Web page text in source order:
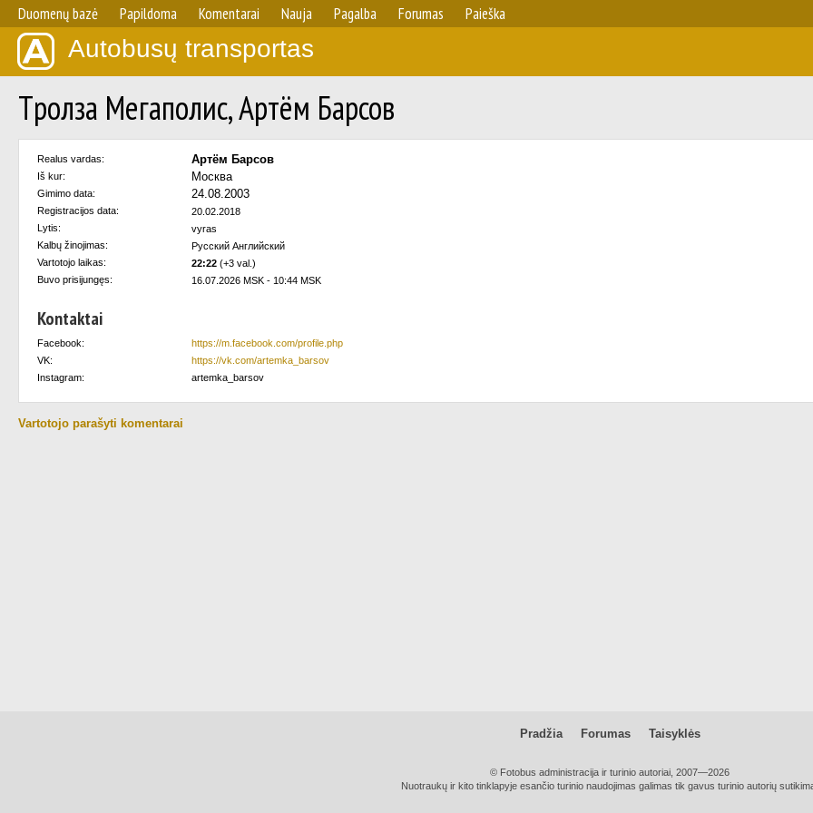
Duomenų bazė Papildoma Komentarai Nauja Pagalba Forumas Paieška
Autobusų transportas
Tролза Мегаполис, Артём Барсов
Realus vardas: Артём Барсов
Iš kur: Москва
Gimimo data: 24.08.2003
Registracijos data:
20.02.2018
Lytis:
vyras
Kalbų žinojimas:
Русский Английский
Vartotojo laikas:
22:22 (+3 val.)
Buvo prisijungęs:
16.07.2026 MSK - 10:44 MSK
Kontaktai
Facebook:
https://m.facebook.com/profile.php
VK:
https://vk.com/artemka_barsov
Instagram:
artemka_barsov
Vartotojo parašyti komentarai
Pradžia Forumas Taisyklės
© Fotobus administracija ir turinio autoriai, 2007—2026
Nuotraukų ir kito tinklapyje esančio turinio naudojimas galimas tik gavus turinio autorių